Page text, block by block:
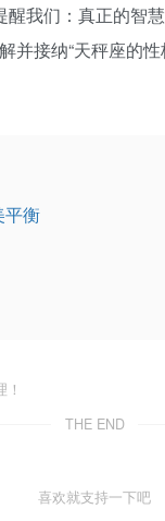
我们：真正的智
接纳“天秤座的
平衡
THE END
喜欢就支持一下吧